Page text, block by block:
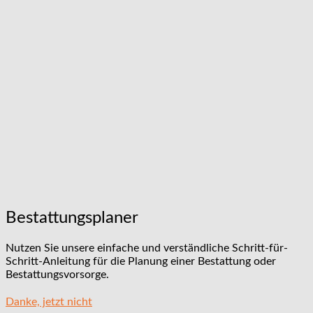
Bestattungsplaner
Nutzen Sie unsere einfache und verständliche Schritt-für-
Schritt-Anleitung für die Planung einer Bestattung oder
Bestattungsvorsorge.
Danke, jetzt nicht